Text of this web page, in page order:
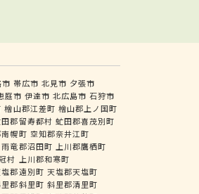
帯広市 北見市 夕張市
庭市 伊達市 北広島市 石狩市
檜山郡江差町 檜山郡上ノ国町
郡留寿都村 虻田郡喜茂別町
幌町 空知郡奈井江町
雨竜郡沼田町 上川郡鷹栖町
村
上川郡和寒町
郡遠別町 天塩郡天塩町
郡斜里町 斜里郡清里町